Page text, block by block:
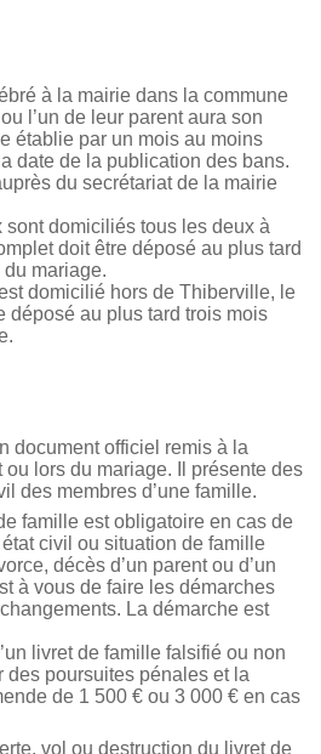
à la mairie dans la commune
l’un de leur parent aura son
établie par un mois au moins
date de la publication des bans.
du secrétariat de la mairie
sont domiciliés tous les deux à
doit être déposé au plus tard
mariage.
domicilié hors de Thiberville, le
déposé au plus tard trois mois
document officiel remis à la
lors du mariage. Il présente des
des membres d’une famille.
famille est obligatoire en cas de
civil ou situation de famille
décès d’un parent ou d’un
à vous de faire les démarches
La démarche est
livret de famille falsifié ou non
des poursuites pénales et la
de 1 500 € ou 3 000 € en cas
vol ou destruction du livret de